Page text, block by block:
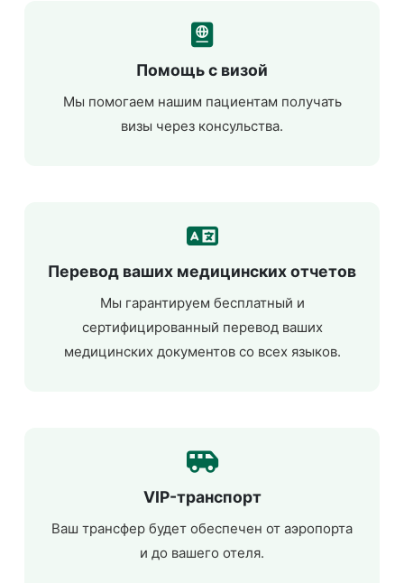
Помощь с визой
Мы помогаем нашим пациентам получать
визы через консульства.
Перевод ваших медицинских отчетов
Мы гарантируем бесплатный и
сертифицированный перевод ваших
медицинских документов со всех языков.
VIP-транспорт
Ваш трансфер будет обеспечен от аэропорта
и до вашего отеля.